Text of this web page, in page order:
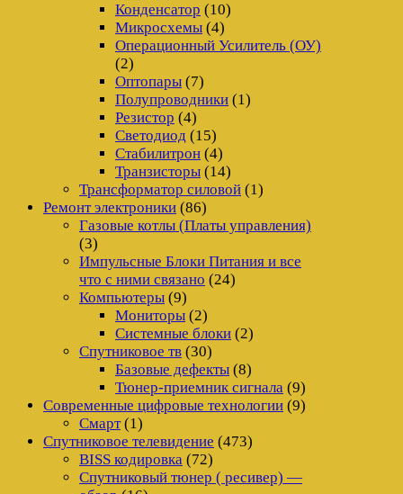
Конденсатор (10)
Микросхемы (4)
Операционный Усилитель (ОУ)
(2)
Оптопары (7)
Полупроводники (1)
Резистор (4)
Светодиод (15)
Стабилитрон (4)
Транзисторы (14)
Трансформатор силовой (1)
Ремонт электроники (86)
Газовые котлы (Платы управления)
(3)
Импульсные Блоки Питания и все
что с ними связано (24)
Компьютеры (9)
Мониторы (2)
Системные блоки (2)
Спутниковое тв (30)
Базовые дефекты (8)
Тюнер-приемник сигнала (9)
Современные цифровые технологии (9)
Смарт(1)
Спутниковое телевидение (473)
BISS кодировка (72)
Спутниковый тюнер ( ресивер) —